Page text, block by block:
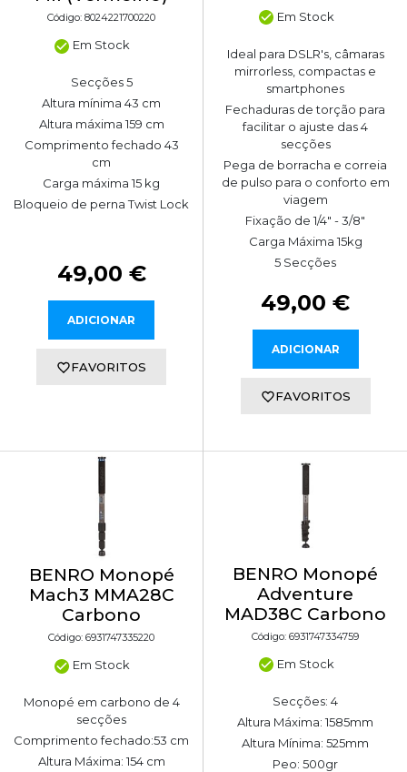
Código: 8024221700220
Em Stock
Secções 5
Altura mínima 43 cm
Altura máxima 159 cm
Comprimento fechado 43
cm
Carga máxima 15 kg
Bloqueio de perna Twist Lock
49,00 €
ADICIONAR
FAVORITOS
Em Stock
Ideal para DSLR's, câmaras
mirrorless, compactas e
smartphones
Fechaduras de torção para
facilitar o ajuste das 4
secções
Pega de borracha e correia
de pulso para o conforto em
viagem
Fixação de 1/4" - 3/8"
Carga Máxima 15kg
5 Secções
49,00 €
ADICIONAR
FAVORITOS
BENRO Monopé
Mach3 MMA28C
Carbono
Código: 6931747335220
Em Stock
Monopé em carbono de 4
secções
Comprimento fechado:53 cm
Altura Máxima: 154 cm
BENRO Monopé
Adventure
MAD38C Carbono
Código: 6931747334759
Em Stock
Secções: 4
Altura Máxima: 1585mm
Altura Mínima: 525mm
Peo: 500gr